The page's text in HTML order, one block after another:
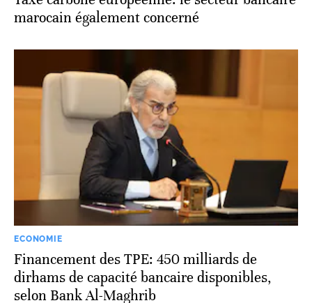
marocain également concerné
ECONOMIE
Financement des TPE: 450 milliards de
dirhams de capacité bancaire disponibles,
selon Bank Al-Maghrib